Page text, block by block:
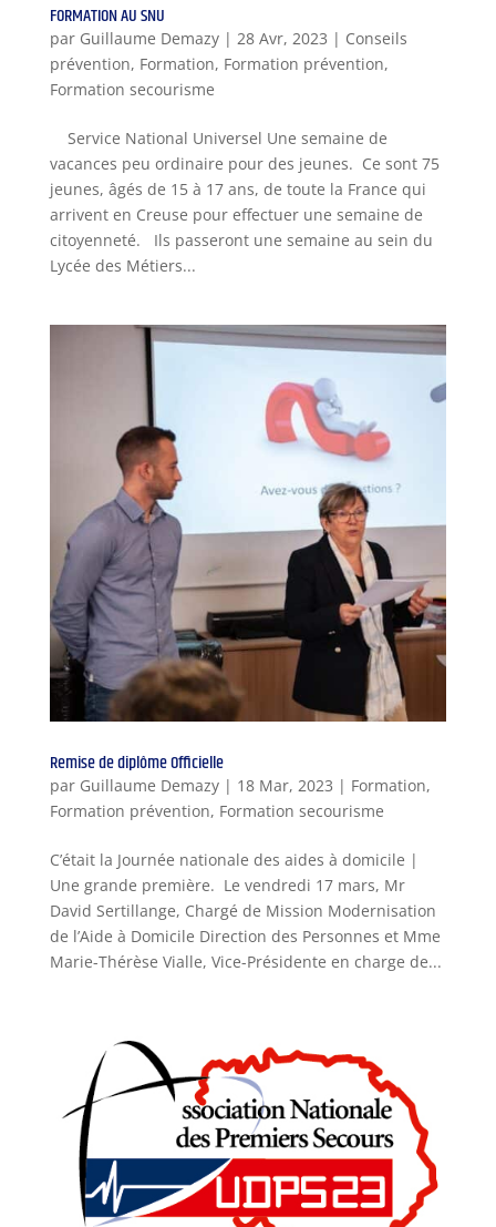
FORMATION AU SNU
par Guillaume Demazy| 28 Avr, 2023 | Conseils
prévention, Formation, Formation prévention,
Formation secourisme
Service National Universel Une semaine de
vacances peu ordinaire pour des jeunes. Ce sont 75
jeunes, âgés de 15 à 17 ans, de toute la France qui
arrivent en Creuse pour effectuer une semaine de
citoyenneté. Ils passeront une semaine au sein du
Lycée des Métiers...
Remise de diplôme Officielle
par Guillaume Demazy| 18 Mar, 2023 | Formation,
Formation prévention, Formation secourisme
C’était la Journée nationale des aides à domicile |
Une grande première. Le vendredi 17 mars, Mr
David Sertillange, Chargé de Mission Modernisation
de l’Aide à Domicile Direction des Personnes et Mme
Marie-Thérèse Vialle, Vice-Présidente en charge de...